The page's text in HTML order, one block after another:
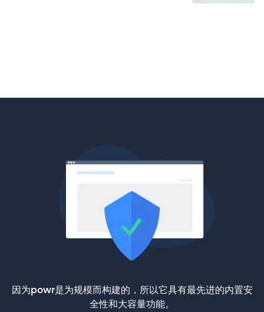
因为powr是为规模而构建的，所以它具有最先进的内置安
全性和大容量功能。